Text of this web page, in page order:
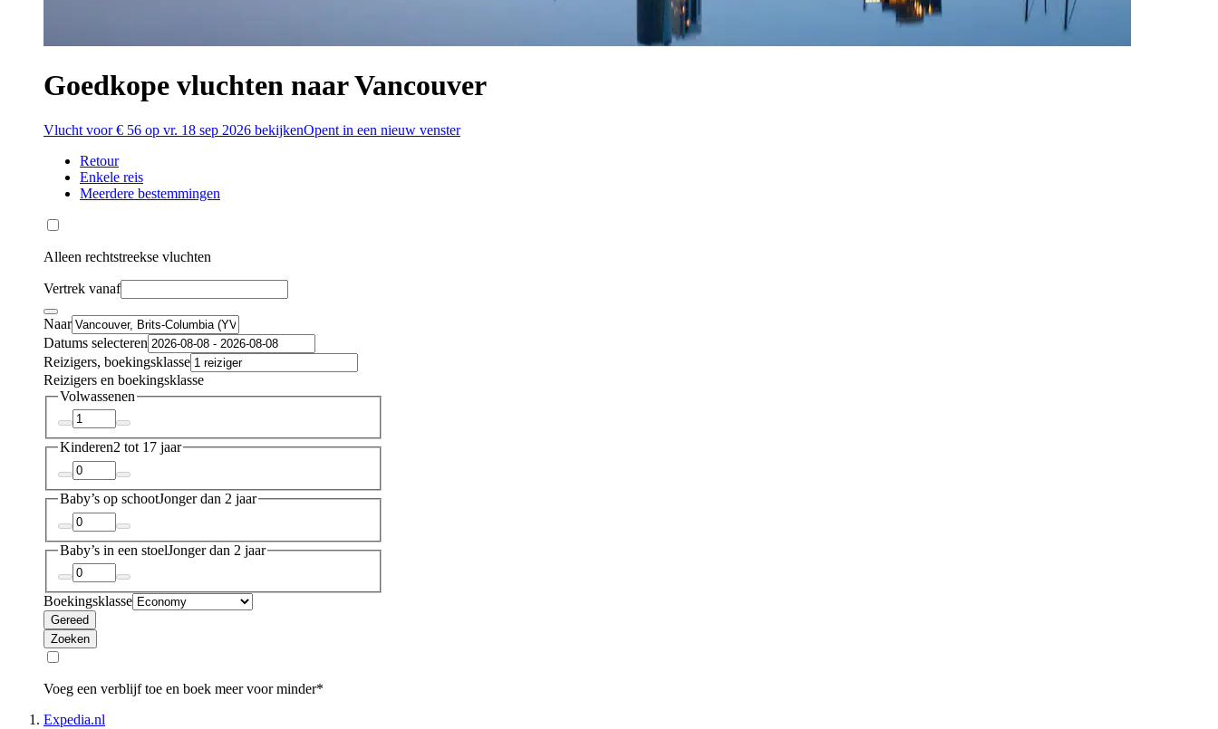
Goedkope vluchten naar Vancouver
Vlucht voor € 56 op vr. 18 sep 2026 bekijkenOpent in een nieuw venster
Retour
Enkele reis
Meerdere bestemmingen
Alleen rechtstreekse vluchten
Vertrek vanaf
Naar
Datums selecteren
Reizigers, boekingsklasse
Reizigers en boekingsklasse
Volwassenen
Kinderen2 tot 17 jaar
Baby’s op schootJonger dan 2 jaar
Baby’s in een stoelJonger dan 2 jaar
Boekingsklasse
Gereed
Zoeken
Voeg een verblijf toe en boek meer voor minder*
Expedia.nl